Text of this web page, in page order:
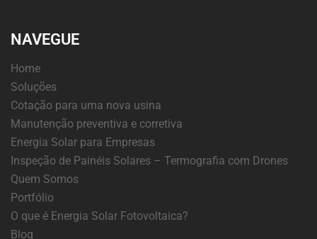
NAVEGUE
Home
Soluções
Cotação para uma nova usina
Manutenção preventiva e corretiva
Energia Solar para Empresas
Inspeção de Painéis Solares – Termografia com Drones
Quem Somos
Portfólio
O que é Energia Solar Fotovoltaica?
Blog